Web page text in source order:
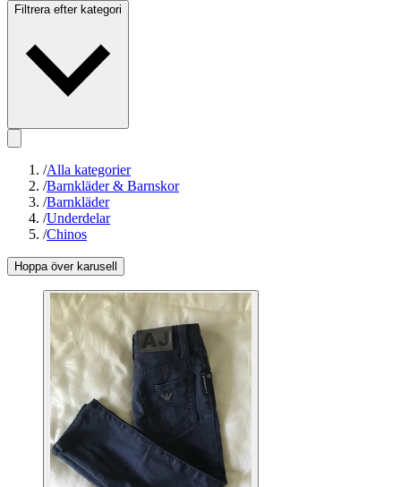
Filtrera efter kategori
/Alla kategorier
/Barnkläder & Barnskor
/Barnkläder
/Underdelar
/Chinos
Hoppa över karusell